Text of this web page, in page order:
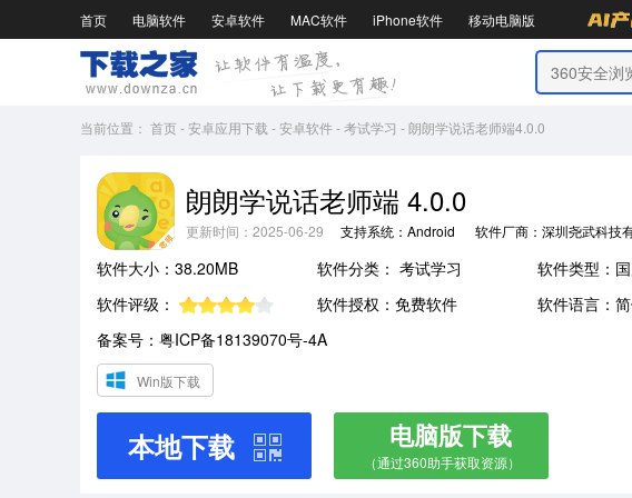
首页 电脑软件 安卓软件 MAC软件 iPhone软件 移动电脑版
当前位置： 首页-安卓应用下载 -安卓软件-考试学习 -朗朗学说话老师端4.0.0
朗朗学说话老师端 4.0.0
更新时间：2025-06-29 支持系统：Android 软件厂商：深圳尧武科技有
软件大小：38.20MB 软件分类： 考试学习
软件类型：
软件评级：
软件授权：免费软件
软件语言：
备案号：粤ICP备18139070号-4A
Win版下载
本地下载 电脑版下载
（通过360助手获取资源）